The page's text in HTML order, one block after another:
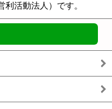
活動法人）です。